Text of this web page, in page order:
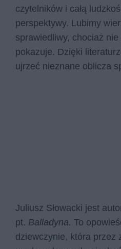
czytelników i całą
perspektywy. Lubimy
sprawiedliwy, chociaż
pokazuje. Dzięki
ujrzeć nieznane oblicza
Juliusz Słowacki jest
pt. Balladyna. To
dziewczynie, która przez